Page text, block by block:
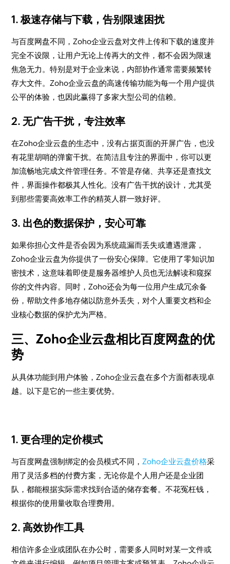
1. 极速存储与下载，告别限速困扰
与百度网盘不同，Zoho企业云盘对文件上传和下载的速度并
完全不设限，让用户无论上传再大的文件，都不会因为限速
焦急无力。特别是对于企业来说，内部协作通常需要频繁转
存大文件。Zoho企业云盘的高速传输功能为每一个用户提供
公平的体验，也因此赢得了多家大型公司的信赖。
2. 无广告干扰，专注效率
在Zoho企业云盘的生态中，没有占据页面的开屏广告，也没
有花里胡哨的弹窗干扰。在简洁且专注的界面中，你可以更
加流畅地完成文件管理任务。不管是存储、共享还是查找文
件，界面操作都极其人性化。没有广告干扰的设计，尤其受
到那些需要高效率工作的精英人群一致好评。
3. 出色的数据保护，安心可靠
如果你担心文件是否会因为系统疏漏而丢失或遭遇泄露，
Zoho企业云盘为你提供了一份安心保障。它使用了零知识加
密技术，这意味着即使是服务器维护人员也无法解读和窥探
你的文件内容。同时，Zoho还会为每一位用户生成冗余备
份，帮助文件多地存储以防意外丢失，对个人重要文档和企
业核心数据的保护尤为严格。
三、Zoho企业云盘相比百度网盘的优
势
从具体功能到用户体验，Zoho企业云盘在多个方面都表现卓
越。以下是它的一些主要优势。
1. 更合理的定价模式
与百度网盘强制绑定的会员模式不同， Zoho企业云盘价格采
用了灵活多档的付费方案，无论你是个人用户还是企业团
队，都能根据实际需求找到合适的储存套餐。不花冤枉钱，
根据你的使用量收取合理费用。
2. 高效协作工具
相信许多企业或团队在办公时，需要多人同时对某一文件或